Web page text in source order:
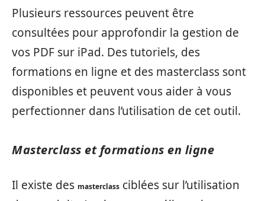
Plusieurs ressources peuvent être
consultées pour approfondir la gestion de
vos PDF sur iPad. Des tutoriels, des
formations en ligne et des masterclass sont
disponibles et peuvent vous aider à vous
perfectionner dans l’utilisation de cet outil.
Masterclass et formations en ligne
Il existe des masterclass ciblées sur l’utilisation